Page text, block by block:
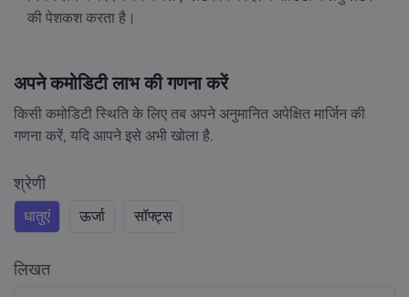
की पेशकश करता है।
अपने कमोडिटी लाभ की गणना करें
किसी कमोडिटी स्थिति के लिए तब अपने अनुमानित अपेक्षित मार्जिन की
गणना करें, यदि आपने इसे अभी खोला है.
श्रेणी
धातुएं ऊर्जा सॉफ्ट्स
लिखत